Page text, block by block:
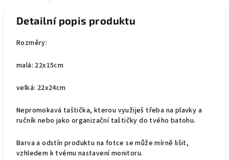
Detailní popis produktu
Rozměry:
malá: 22x15cm
velká: 22x24cm
Nepromokavá taštička, kterou využiješ třeba na plavky a
ručník nebo jako organizační taštičky do tvého batohu.
Barva a odstín produktu na fotce se může mírně lišit,
vzhledem k tvému nastavení monitoru.